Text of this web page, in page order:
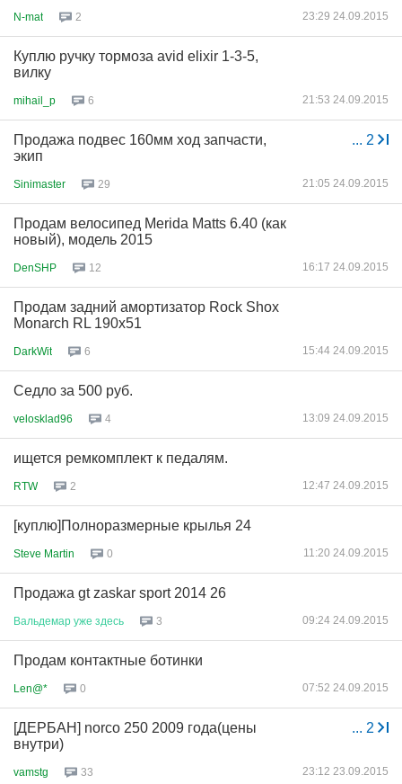
N-mat 2 23:29 24.09.2015
Куплю ручку тормоза avid elixir 1-3-5,
вилку
mihail_p 6 21:53 24.09.2015
... 2
Продажа подвес 160мм ход запчасти,
экип
Sinimaster 29 21:05 24.09.2015
Продам велосипед Merida Matts 6.40 (как
новый), модель 2015
DenSHP 12 16:17 24.09.2015
Продам задний амортизатор Rock Shox
Monarch RL 190x51
DarkWit 6 15:44 24.09.2015
Седло за 500 руб.
velosklad96 4 13:09 24.09.2015
ищется ремкомплект к педалям.
RTW 2 12:47 24.09.2015
[куплю]Полноразмерные крылья 24
Steve Martin 0 11:20 24.09.2015
Продажа gt zaskar sport 2014 26
Вальдемар уже здесь 3 09:24 24.09.2015
Продам контактные ботинки
Len@* 0 07:52 24.09.2015
... 2
[ДЕРБАН] norco 250 2009 года(цены
внутри)
vamstg 33 23:12 23.09.2015